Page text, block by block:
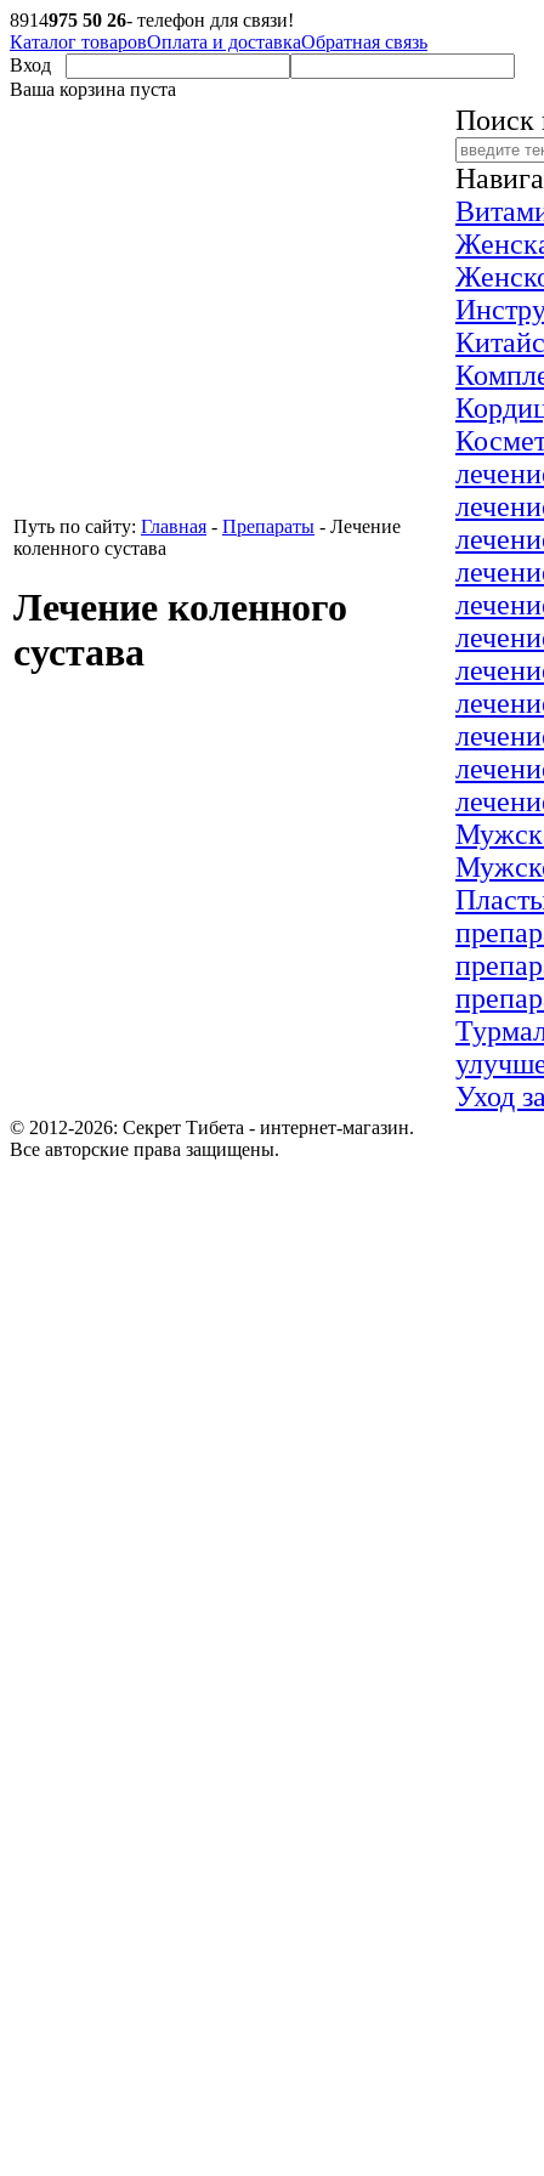
8914975 50 26- телефон для связи!
Каталог товаровОплата и доставкаОбратная связь
Вход
Ваша корзина пуста
Путь по сайту: Главная - Препараты - Лечение
коленного сустава
Лечение коленного
сустава
Поиск
Уход
© 2012-2026: Секрет Тибета - интернет-магазин.
Все авторские права защищены.